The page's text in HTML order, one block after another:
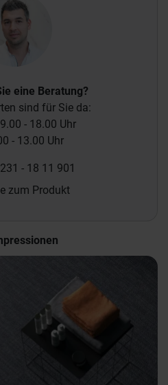
eine Beratung?
sind für Sie da:
- 18.00 Uhr
- 13.00 Uhr
- 18 11 901
zum Produkt